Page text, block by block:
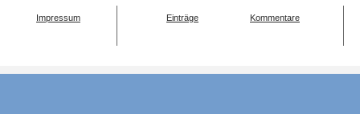
Impressum Einträge Kommentare